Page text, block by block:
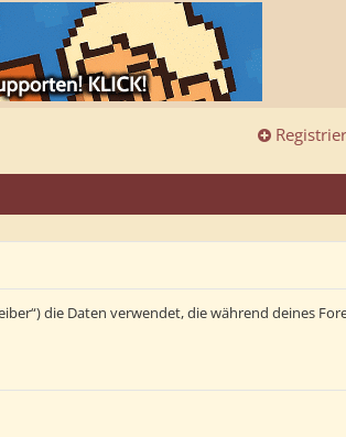
die Daten verwendet, die während deines